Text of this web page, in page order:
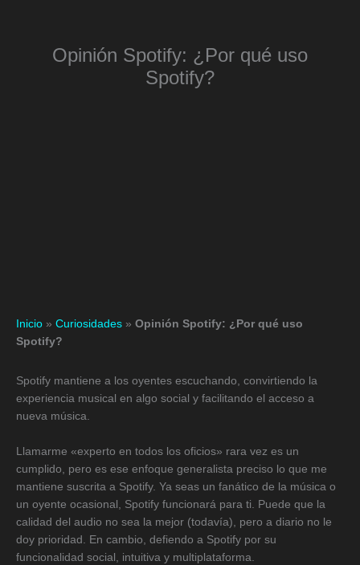
Opinión Spotify: ¿Por qué uso
Spotify?
Inicio » Curiosidades » Opinión Spotify: ¿Por qué uso
Spotify?
Spotify mantiene a los oyentes escuchando, convirtiendo la
experiencia musical en algo social y facilitando el acceso a
nueva música.
Llamarme «experto en todos los oficios» rara vez es un
cumplido, pero es ese enfoque generalista preciso lo que me
mantiene suscrita a Spotify. Ya seas un fanático de la música o
un oyente ocasional, Spotify funcionará para ti. Puede que la
calidad del audio no sea la mejor (todavía), pero a diario no le
doy prioridad. En cambio, defiendo a Spotify por su
funcionalidad social, intuitiva y multiplataforma.